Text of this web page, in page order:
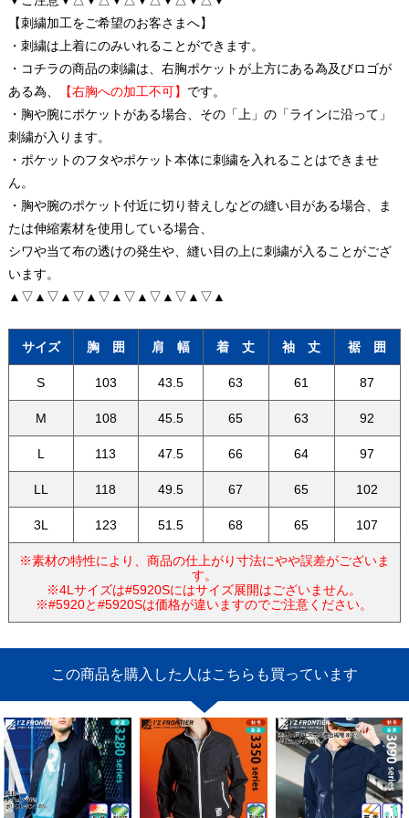
【刺繍加工をご希望のお客さまへ】
・刺繍は上着にのみいれることができます。
・コチラの商品の刺繍は、右胸ポケットが上方にある為及びロゴが
ある為、
【右胸への加工不可】 です。
・胸や腕にポケットがある場合、その「上」の「ラインに沿って」
刺繍が入ります。
・ポケットのフタやポケット本体に刺繍を入れることはできませ
ん。
・胸や腕のポケット付近に切り替えしなどの縫い目がある場合、ま
たは伸縮素材を使用している場合、
シワや当て布の透けの発生や、縫い目の上に刺繍が入ることがござ
います。
▲▽▲▽▲▽▲▽▲▽▲▽▲▽▲▽▲
サイズ 胸 囲 肩 幅 着 丈 袖 丈 裾 囲
S 103 43.5 63 61 87
M 108 45.5 65 63 92
L 113 47.5 66 64 97
LL 118 49.5 67 65 102
3L 123 51.5 68 65 107
※素材の特性により、商品の仕上がり寸法にやや誤差がございま
す。
※4Lサイズは#5920Sにはサイズ展開はございません。
※#5920と#5920Sは価格が違いますのでご注意ください。
この商品を購入した人はこちらも買っています